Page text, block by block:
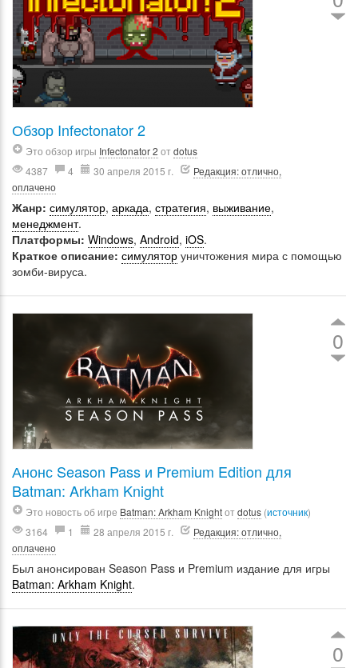
Обзор Infectonator 2
Это обзор игры Infectonator 2 отdotus
4387
4 30 апреля 2015 г.
Редакция: отлично,
оплачено
Жанр: симулятор, аркада, стратегия, выживание,
менеджмент.
Платформы: Windows, Android, iOS.
Краткое описание: симулятор уничтожения мира с помощью
зомби-вируса.
0
Анонс Season Pass и Premium Edition для
Batman: Arkham Knight
Это новость об игре Batman: Arkham Knightотdotus (источник)
3164
1 28 апреля 2015 г.
Редакция: отлично,
оплачено
Был анонсирован Season Pass и Premium издание для игры
Batman: Arkham Knight.
0